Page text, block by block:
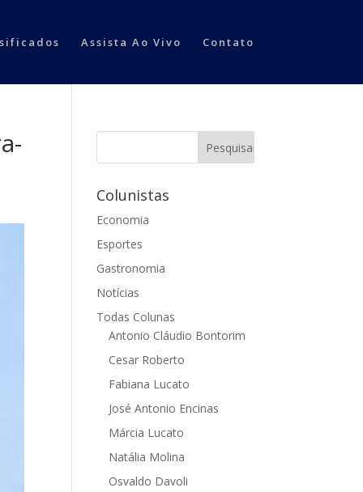
Assista Ao Vivo Contato
Colunistas
Economia
Esportes
Gastronomia
Notícias
Todas Colunas
Antonio Cláudio Bontorim
Cesar Roberto
Fabiana Lucato
José Antonio Encinas
Márcia Lucato
Natália Molina
Osvaldo Davoli